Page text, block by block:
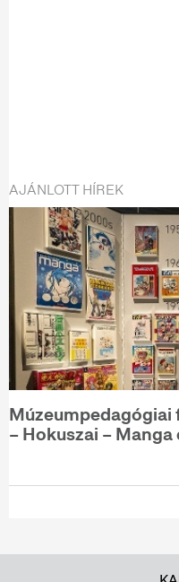
AJÁNLOTT HÍREK
Múzeumpedagógiai
– Hokuszai –